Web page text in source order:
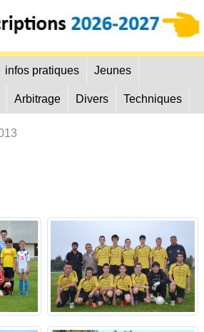
infos pratiques Jeunes
Arbitrage Divers Techniques
cookies